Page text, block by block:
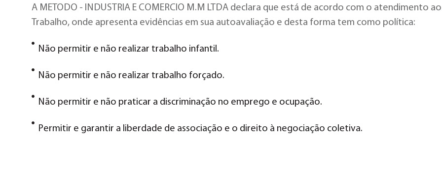
A METODO - INDUSTRIA E COMERCIO M.M LTDA declara que está de acordo com o atendimento
Trabalho, onde apresenta evidências em sua autoavaliação e desta forma tem como política:
Não permitir e não realizar trabalho infantil.
Não permitir e não realizar trabalho forçado.
Não permitir e não praticar a discriminação no emprego e ocupação.
Permitir e garantir a liberdade de associação e o direito à negociação coletiva.